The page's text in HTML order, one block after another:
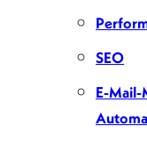
SEO
E-Mail-